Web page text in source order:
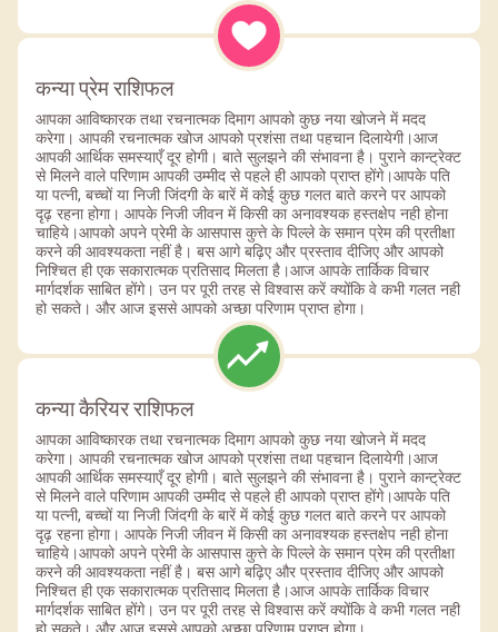
कन्या प्रेम राशिफल
आपका आविष्कारक तथा रचनात्मक दिमाग आपको कुछ नया खोजने में मदद
करेगा। आपकी रचनात्मक खोज आपको प्रशंसा तथा पहचान दिलायेगी।आज
आपकी आर्थिक समस्याएँ दूर होगी। बाते सुलझने की संभावना है। पुराने कान्ट्रेक्ट
से मिलने वाले परिणाम आपकी उम्मीद से पहले ही आपको प्राप्त होंगे।आपके पति
या पत्नी, बच्चों या निजी जिंदगी के बारें में कोई कुछ गलत बाते करने पर आपको
दृढ़ रहना होगा। आपके निजी जीवन में किसी का अनावश्यक हस्तक्षेप नही होना
चाहिये।आपको अपने प्रेमी के आसपास कुत्ते के पिल्ले के समान प्रेम की प्रतीक्षा
करने की आवश्यकता नहीं है। बस आगे बढ़िए और प्रस्ताव दीजिए और आपको
निश्चित ही एक सकारात्मक प्रतिसाद मिलता है।आज आपके तार्किक विचार
मार्गदर्शक साबित होंगे। उन पर पूरी तरह से विश्वास करें क्योंकि वे कभी गलत नही
हो सकते। और आज इससे आपको अच्छा परिणाम प्राप्त होगा।
कन्या कैरियर राशिफल
आपका आविष्कारक तथा रचनात्मक दिमाग आपको कुछ नया खोजने में मदद
करेगा। आपकी रचनात्मक खोज आपको प्रशंसा तथा पहचान दिलायेगी।आज
आपकी आर्थिक समस्याएँ दूर होगी। बाते सुलझने की संभावना है। पुराने कान्ट्रेक्ट
से मिलने वाले परिणाम आपकी उम्मीद से पहले ही आपको प्राप्त होंगे।आपके पति
या पत्नी, बच्चों या निजी जिंदगी के बारें में कोई कुछ गलत बाते करने पर आपको
दृढ़ रहना होगा। आपके निजी जीवन में किसी का अनावश्यक हस्तक्षेप नही होना
चाहिये।आपको अपने प्रेमी के आसपास कुत्ते के पिल्ले के समान प्रेम की प्रतीक्षा
करने की आवश्यकता नहीं है। बस आगे बढ़िए और प्रस्ताव दीजिए और आपको
निश्चित ही एक सकारात्मक प्रतिसाद मिलता है।आज आपके तार्किक विचार
मार्गदर्शक साबित होंगे। उन पर पूरी तरह से विश्वास करें क्योंकि वे कभी गलत नही